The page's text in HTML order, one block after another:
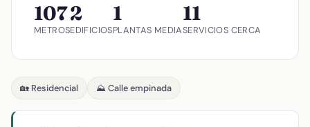
107
METROS
2
EDIFICIOS
1
PLANTAS MEDIA
11
SERVICIOS CERCA
🏡 Residencial ⛰️ Calle empinada